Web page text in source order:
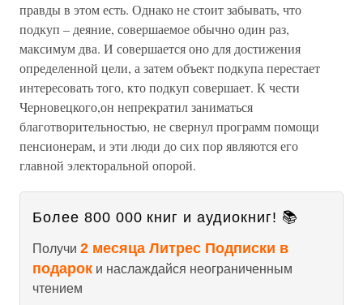
правды в этом есть. Однако не стоит забывать, что
подкуп – деяние, совершаемое обычно один раз,
максимум два. И совершается оно для достижения
определенной цели, а затем объект подкупа перестает
интересовать того, кто подкуп совершает. К чести
Черновецкого,он непрекратил заниматься
благотворительностью, не свернул программ помощи
пенсионерам, и эти люди до сих пор являются его
главной электоральной опорой.
Более 800 000 книг и аудиокниг! 📚
Получи 2 месяца Литрес Подписки в
подарок и наслаждайся неограниченным
чтением